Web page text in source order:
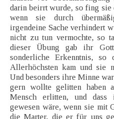
darin beirrt wurde, so fing sie
wenn sie durch
irgendeine Sache verhindert
nicht zu tun vermochte, so
dieser Übung gab ihr
sonderliche Erkenntnis,
Allerhöchsten kam und sie
Und besonders ihre Minne
gern wollte gelitten
Mensch erlitten, und
gewesen wäre, wenn sie mit
die Marter, die er für uns